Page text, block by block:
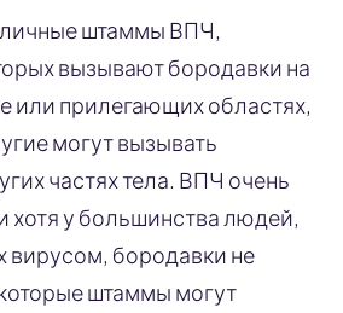
штаммы ВПЧ,
вызывают бородавки на
или прилегающих областях,
могут вызывать
частях тела. ВПЧ очень
хотя у большинства людей,
вирусом, бородавки не
штаммы могут